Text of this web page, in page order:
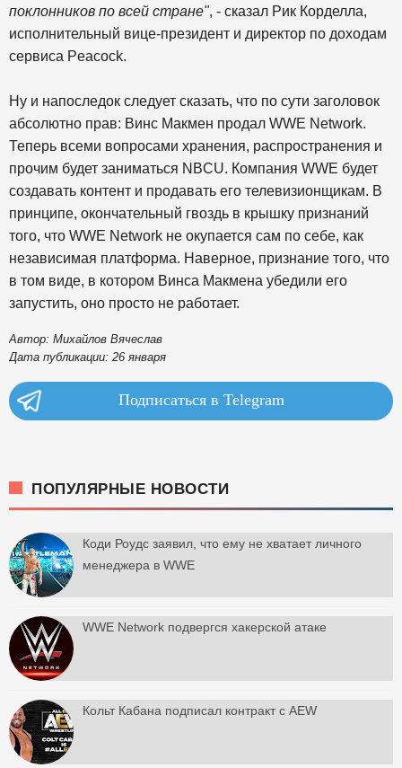
поклонников по всей стране", - сказал Рик Корделла,
исполнительный вице-президент и директор по доходам
сервиса Peacock.
Ну и напоследок следует сказать, что по сути заголовок
абсолютно прав: Винс Макмен продал WWE Network.
Теперь всеми вопросами хранения, распространения и
прочим будет заниматься NBCU. Компания WWE будет
создавать контент и продавать его телевизионщикам. В
принципе, окончательный гвоздь в крышку признаний
того, что WWE Network не окупается сам по себе, как
независимая платформа. Наверное, признание того, что
в том виде, в котором Винса Макмена убедили его
запустить, оно просто не работает.
Автор: Михайлов Вячеслав
Дата публикации: 26 января
Подписаться в Telegram
ПОПУЛЯРНЫЕ НОВОСТИ
Коди Роудс заявил, что ему не хватает личного
менеджера в WWE
WWE Network подвергся хакерской атаке
Кольт Кабана подписал контракт с AEW